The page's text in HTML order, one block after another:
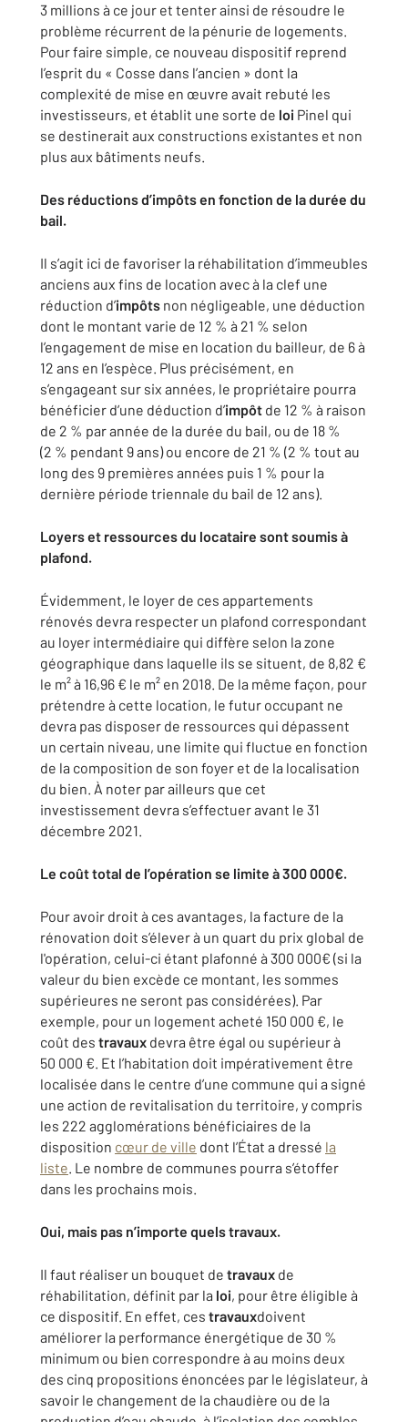
3 millions à ce jour et tenter ainsi de résoudre le
problème récurrent de la pénurie de logements.
Pour faire simple, ce nouveau dispositif reprend
l’esprit du « Cosse dans l’ancien » dont la
complexité de mise en œuvre avait rebuté les
investisseurs, et établit une sorte de loi Pinel qui
se destinerait aux constructions existantes et non
plus aux bâtiments neufs.
Des réductions d’impôts en fonction de la durée du
bail.
Il s’agit ici de favoriser la réhabilitation d’immeubles
anciens aux fins de location avec à la clef une
réduction d’impôts non négligeable, une déduction
dont le montant varie de 12 % à 21 % selon
l’engagement de mise en location du bailleur, de 6 à
12 ans en l’espèce. Plus précisément, en
s’engageant sur six années, le propriétaire pourra
bénéficier d’une déduction d’impôt de 12 % à raison
de 2 % par année de la durée du bail, ou de 18 %
(2 % pendant 9 ans) ou encore de 21 % (2 % tout au
long des 9 premières années puis 1 % pour la
dernière période triennale du bail de 12 ans).
Loyers et ressources du locataire sont soumis à
plafond.
Évidemment, le loyer de ces appartements
rénovés devra respecter un plafond correspondant
au loyer intermédiaire qui diffère selon la zone
géographique dans laquelle ils se situent, de 8,82 €
le m² à 16,96 € le m² en 2018. De la même façon, pour
prétendre à cette location, le futur occupant ne
devra pas disposer de ressources qui dépassent
un certain niveau, une limite qui fluctue en fonction
de la composition de son foyer et de la localisation
du bien. À noter par ailleurs que cet
investissement devra s’effectuer avant le 31
décembre 2021.
Le coût total de l’opération se limite à 300 000€.
Pour avoir droit à ces avantages, la facture de la
rénovation doit s’élever à un quart du prix global de
l'opération, celui-ci étant plafonné à 300 000€ (si la
valeur du bien excède ce montant, les sommes
supérieures ne seront pas considérées). Par
exemple, pour un logement acheté 150 000 €, le
coût des travaux devra être égal ou supérieur à
50 000 €. Et l’habitation doit impérativement être
localisée dans le centre d’une commune qui a signé
une action de revitalisation du territoire, y compris
les 222 agglomérations bénéficiaires de la
disposition cœur de ville dont l’État a dressé la
liste. Le nombre de communes pourra s’étoffer
dans les prochains mois.
Oui, mais pas n’importe quels travaux.
Il faut réaliser un bouquet de travaux de
réhabilitation, définit par la loi, pour être éligible à
ce dispositif. En effet, ces travauxdoivent
améliorer la performance énergétique de 30 %
minimum ou bien correspondre à au moins deux
des cinq propositions énoncées par le législateur, à
savoir le changement de la chaudière ou de la